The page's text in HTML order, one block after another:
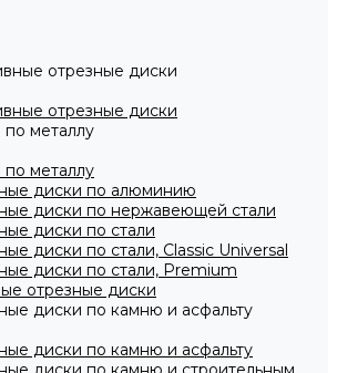
отрезные диски
отрезные диски
металлу
металлу
диски по алюминию
диски по нержавеющей стали
диски по стали
диски по стали, Classic Universal
диски по стали, Premium
отрезные диски
диски по камню и асфальту
диски по камню и асфальту